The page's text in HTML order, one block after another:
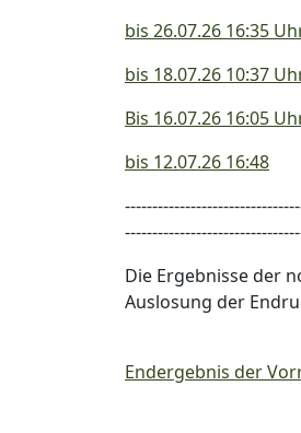
bis 26.07.26 16:35
bis 18.07.26 10:37
Bis 16.07.26 16:05
bis 12.07.26 16:48
Die Ergebnisse der
Auslosung der
Endergebnis der